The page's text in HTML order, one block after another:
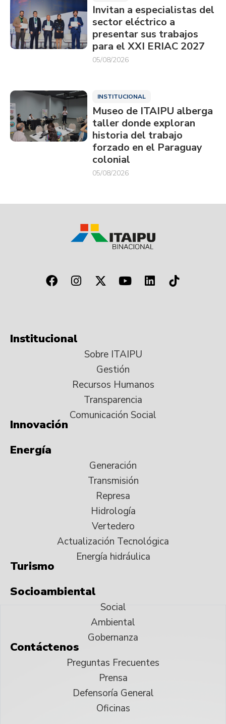
Invitan a especialistas del
sector eléctrico a
presentar sus trabajos
para el XXI ERIAC 2027
05/08/2026
INSTITUCIONAL
Museo de ITAIPU alberga
taller donde exploran
historia del trabajo
forzado en el Paraguay
colonial
05/08/2026
Institucional
Sobre ITAIPU
Gestión
Recursos Humanos
Transparencia
Comunicación Social
Innovación
Energía
Generación
Transmisión
Represa
Hidrología
Vertedero
Actualización Tecnológica
Energía hidráulica
Turismo
Socioambiental
Social
Ambiental
Gobernanza
Contáctenos
Preguntas Frecuentes
Prensa
Defensoría General
Oficinas